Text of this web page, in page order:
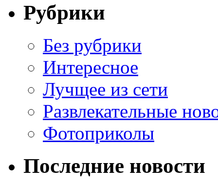
Рубрики
Без рубрики
Интересное
Лучщее из сети
Развлекательные
Фотоприколы
Последние новости